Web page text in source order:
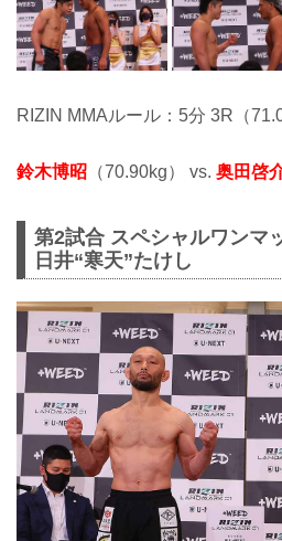
RIZIN MMAルール：5分 3R（
鈴木博昭 （70.90kg） vs. 奥田啓
第2試合 スペシャルワンマ
日井“寒天”たけし